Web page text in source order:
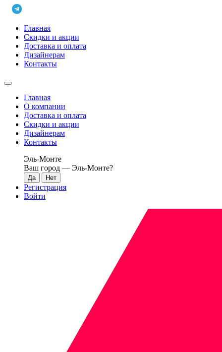
Главная
Скидки и акции
Доставка и оплата
Дизайнерам
Контакты
Главная
О компании
Доставка и оплата
Скидки и акции
Дизайнерам
Контакты
Эль-Монте
Ваш город — Эль-Монте?
Регистрация
Войти